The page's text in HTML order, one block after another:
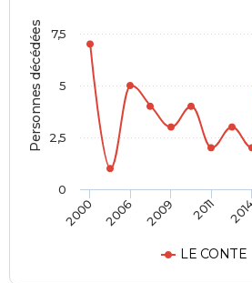
Personnes décédées
LE CONTE
2000 2006 2009 2011
0
2,5
5
7,5